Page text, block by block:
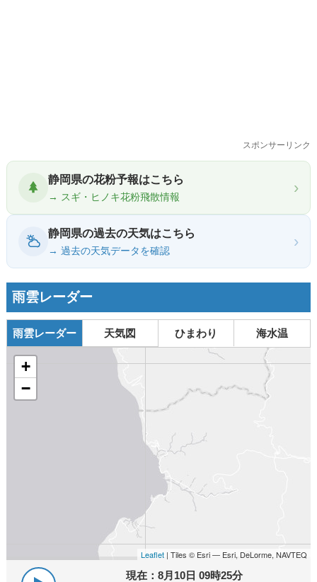
スポンサーリンク
静岡県の花粉予報はこちら
→ スギ・ヒノキ花粉飛散情報
›
静岡県の過去の天気はこちら
→ 過去の天気データを確認
›
雨雲レーダー
雨雲レーダー 天気図 ひまわり 海水温
+
−
Leaflet | Tiles © Esri — Esri, DeLorme, NAVTEQ
現在：8月10日 09時25分